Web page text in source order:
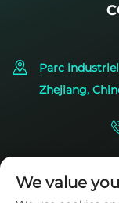
Parc
Zhejiang,
We value